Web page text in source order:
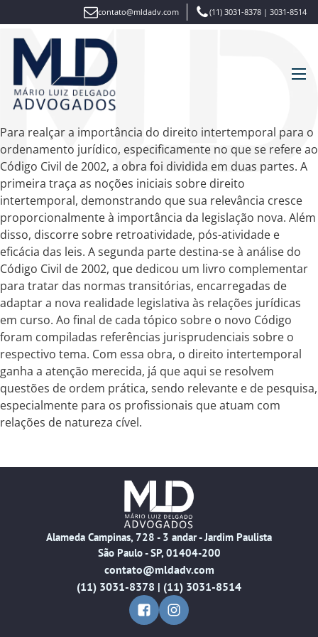
contato@mldadv.com (11) 3031-8378 | 3031-8514
Para realçar a importância do direito intertemporal para o
ordenamento jurídico, especificamente no que se refere ao
Código Civil de 2002, a obra foi dividida em duas partes. A
primeira traça as noções iniciais sobre direito
intertemporal, demonstrando que sua relevância cresce
proporcionalmente à importância da legislação nova. Além
disso, discorre sobre retroatividade, pós-atividade e
eficácia das leis. A segunda parte destina-se à análise do
Código Civil de 2002, que dedicou um livro complementar
para tratar das normas transitórias, encarregadas de
adaptar a nova realidade legislativa às relações jurídicas
em curso. Ao final de cada tópico sobre o novo Código
foram compiladas referências jurisprudenciais sobre o
respectivo tema. Com essa obra, o direito intertemporal
ganha a atenção merecida, já que aqui se resolvem
questões de ordem prática, sendo relevante e de pesquisa,
especialmente para os profissionais que atuam com
relações de natureza cível.
Alameda Campinas, 728 - 3 andar - Jardim Paulista
São Paulo - SP, 01404-200
contato@mldadv.com
(11) 3031-8378 | (11) 3031-8514